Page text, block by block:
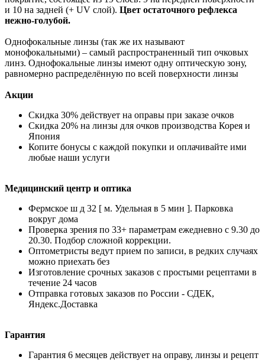
и 10 на задней (+ UV слой). Цвет остаточного рефлекса
нежно-голубой.
Однофокальные линзы (так же их называют
монофокальными) – самый распространенный тип очковых
линз. Однофокальные линзы имеют одну оптическую зону,
равномерно распределённую по всей поверхности линзы
Акции
Скидка 30% действует на оправы при заказе очков
Скидка 20% на линзы для очков производства Корея и
Япония
Копите бонусы с каждой покупки и оплачивайте ими
любые наши услуги
Медицинский центр и оптика
Фермское ш д 32 [ м. Удельная в 5 мин ]. Парковка
вокруг дома
Проверка зрения по 33+ параметрам ежедневно с 9.30 до
20.30. Подбор сложной коррекции.
Оптометристы ведут прием по записи, в редких случаях
можно приехать без
Изготовление срочных заказов с простыми рецептами в
течение 24 часов
Отправка готовых заказов по России - СДЕК,
Яндекс.Доставка
Гарантия
Гарантия 6 месяцев действует на оправу, линзы и рецепт